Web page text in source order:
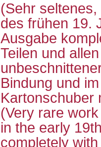
(Sehr
des frühen 19.
Ausgabe
Teilen und
Bindung und
Kartonschuber
(Very rare
in the early
completely